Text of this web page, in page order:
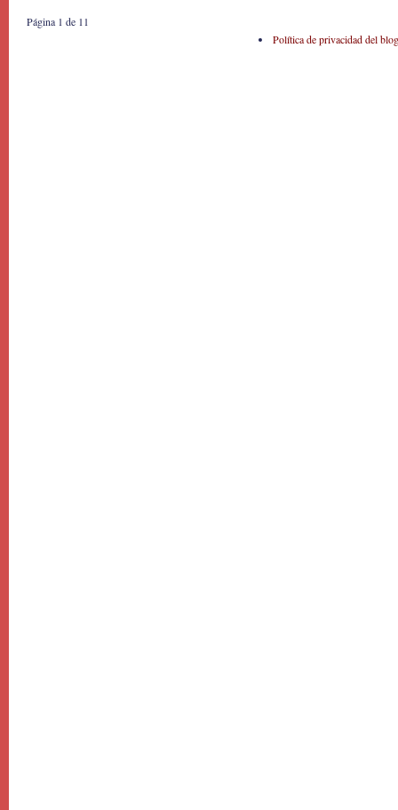
Página 1 de 1 1
Política de privacidad del